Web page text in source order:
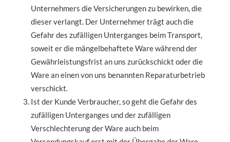
Unternehmers die Versicherungen zu bewirken, die
dieser verlangt. Der Unternehmer trägt auch die
Gefahr des zufälligen Unterganges beim Transport,
soweit er die mängelbehaftete Ware während der
Gewährleistungsfrist an uns zurückschickt oder die
Ware an einen von uns benannten Reparaturbetrieb
verschickt.
Ist der Kunde Verbraucher, so geht die Gefahr des
zufälligen Unterganges und der zufälligen
Verschlechterung der Ware auch beim